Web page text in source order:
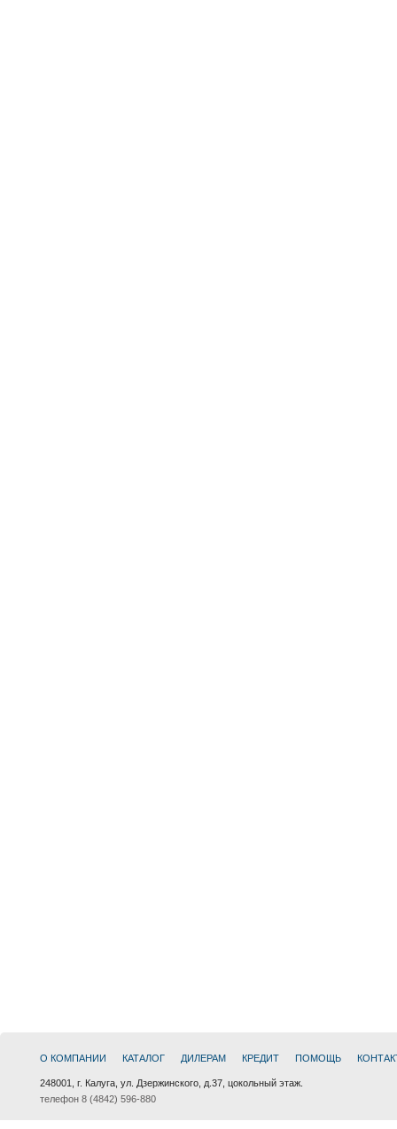
О КОМПАНИИ КАТАЛОГ ДИЛЕРАМ КРЕДИТ ПОМОЩЬ
248001, г. Калуга, ул. Дзержинского, д.37, цокольный этаж.
телефон 8 (4842) 596-880